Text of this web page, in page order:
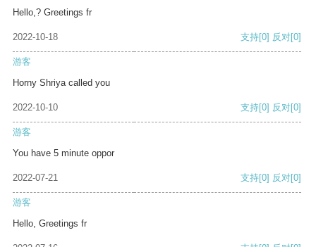
Hello,? Greetings fr
2022-10-18 支持[0] 反对[0]
游客
Horny Shriya called you
2022-10-10 支持[0] 反对[0]
游客
You have 5 minute oppor
2022-07-21 支持[0] 反对[0]
游客
Hello, Greetings fr